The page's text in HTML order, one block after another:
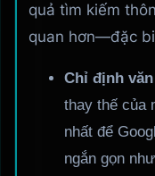
quả tìm kiếm
quan hơn—đặc
Chỉ định
thay thế của
nhất để
ngắn gọn